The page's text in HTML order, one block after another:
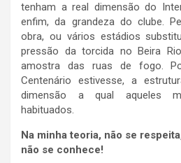
tenham a real dimensão do
enfim, da grandeza do clube.
obra, ou vários estádios
pressão da torcida no Beira
amostra das ruas de fogo.
Centenário estivesse, a
dimensão a qual aqueles
habituados.
Na minha teoria, não se
não se conhece!